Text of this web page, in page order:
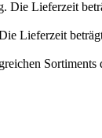
Die Lieferzeit
Lieferzeit